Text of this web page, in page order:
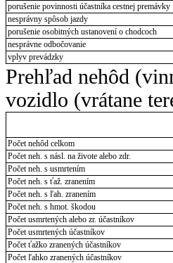
porušenie povinnosti účastníka cestnej premávky
nesprávny spôsob jazdy
porušenie osobitných ustanovení o chodcoch
nesprávne odbočovanie
vplyv prevádzky
Prehľad nehôd
vozidlo (vrátane
Počet nehôd celkom
Počet neh. s násl. na živote alebo zdr.
Počet neh. s usmrtením
Počet neh. s ťaž. zranením
Počet neh. s ľah. zranením
Počet neh. s hmot. škodou
Počet usmrtených alebo zr. účastníkov
Počet usmrtených účastníkov
Počet ťažko zranených účastníkov
Počet ľahko zranených účastníkov